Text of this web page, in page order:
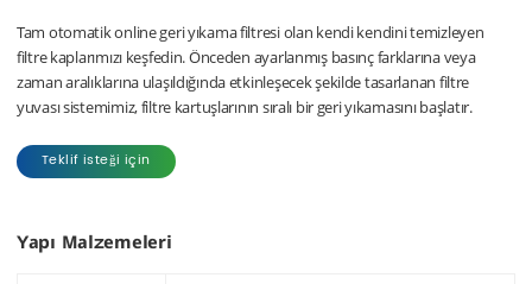
Tam otomatik online geri yıkama filtresi olan kendi kendini temizleyen
filtre kaplarımızı keşfedin. Önceden ayarlanmış basınç farklarına veya
zaman aralıklarına ulaşıldığında etkinleşecek şekilde tasarlanan filtre
yuvası sistemimiz, filtre kartuşlarının sıralı bir geri yıkamasını başlatır.
Teklif isteği için
Yapı Malzemeleri